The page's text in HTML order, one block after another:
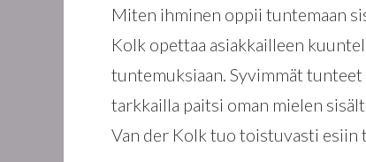
Miten ihminen oppii tuntemaan
Kolk opettaa asiakkailleen
tuntemuksiaan. Syvimmät
tarkkailla paitsi oman mielen
Van der Kolk tuo toistuvasti esiin